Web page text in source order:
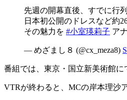
先週の開幕直後、すでに行列
日本初公開のドレスなど約
その魅力を #小室瑛莉子 ア
— めざまし８ (@cx_meza8)
番組では、東京・国立新美術館に
VTRが終わると、MCの岸本理沙